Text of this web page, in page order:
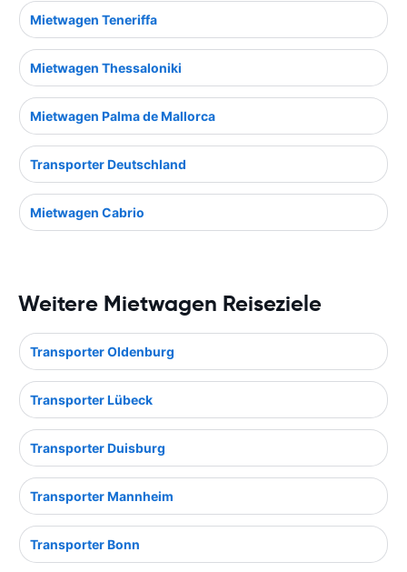
Mietwagen Teneriffa
Mietwagen Thessaloniki
Mietwagen Palma de Mallorca
Transporter Deutschland
Mietwagen Cabrio
Weitere Mietwagen Reiseziele
Transporter Oldenburg
Transporter Lübeck
Transporter Duisburg
Transporter Mannheim
Transporter Bonn